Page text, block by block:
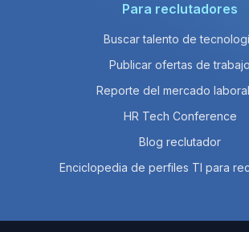
Para reclutadores
Buscar talento de
Publicar ofertas de trabajo
Reporte del mercado
HR Tech Conference
Blog reclutador
Enciclopedia de perfiles TI para